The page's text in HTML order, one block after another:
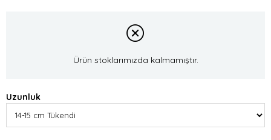
Ürün stoklarımızda kalmamıştır.
Uzunluk